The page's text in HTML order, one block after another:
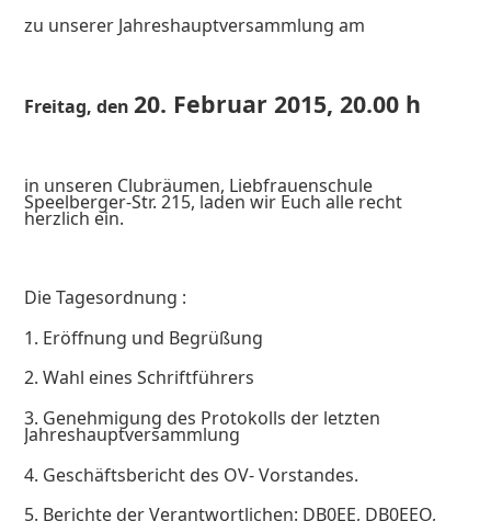
zu unserer Jahreshauptversammlung am
Freitag, den 20. Februar 2015, 20.00 h
in unseren Clubräumen, Liebfrauenschule
Speelberger-Str. 215, laden wir Euch alle recht
herzlich ein.
Die Tagesordnung :
1. Eröffnung und Begrüßung
2. Wahl eines Schriftführers
3. Genehmigung des Protokolls der letzten
Jahreshauptversammlung
4. Geschäftsbericht des OV- Vorstandes.
5. Berichte der Verantwortlichen: DB0EE, DB0EEO,